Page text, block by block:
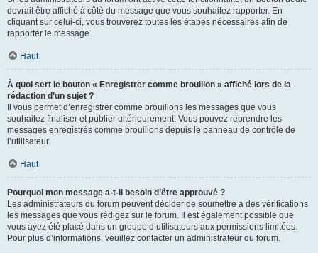
devrait être affiché à côté du message que vous souhaitez rapporter. En
cliquant sur celui-ci, vous trouverez toutes les étapes nécessaires afin de
rapporter le message.
Haut
À quoi sert le bouton « Enregistrer comme brouillon » affiché lors de la
rédaction d’un sujet ?
Il vous permet d’enregistrer comme brouillons les messages que vous
souhaitez finaliser et publier ultérieurement. Vous pouvez reprendre les
messages enregistrés comme brouillons depuis le panneau de contrôle de
l’utilisateur.
Haut
Pourquoi mon message a-t-il besoin d’être approuvé ?
Les administrateurs du forum peuvent décider de soumettre à des vérifications
les messages que vous rédigez sur le forum. Il est également possible que
vous ayez été placé dans un groupe d’utilisateurs aux permissions limitées.
Pour plus d’informations, veuillez contacter un administrateur du forum.